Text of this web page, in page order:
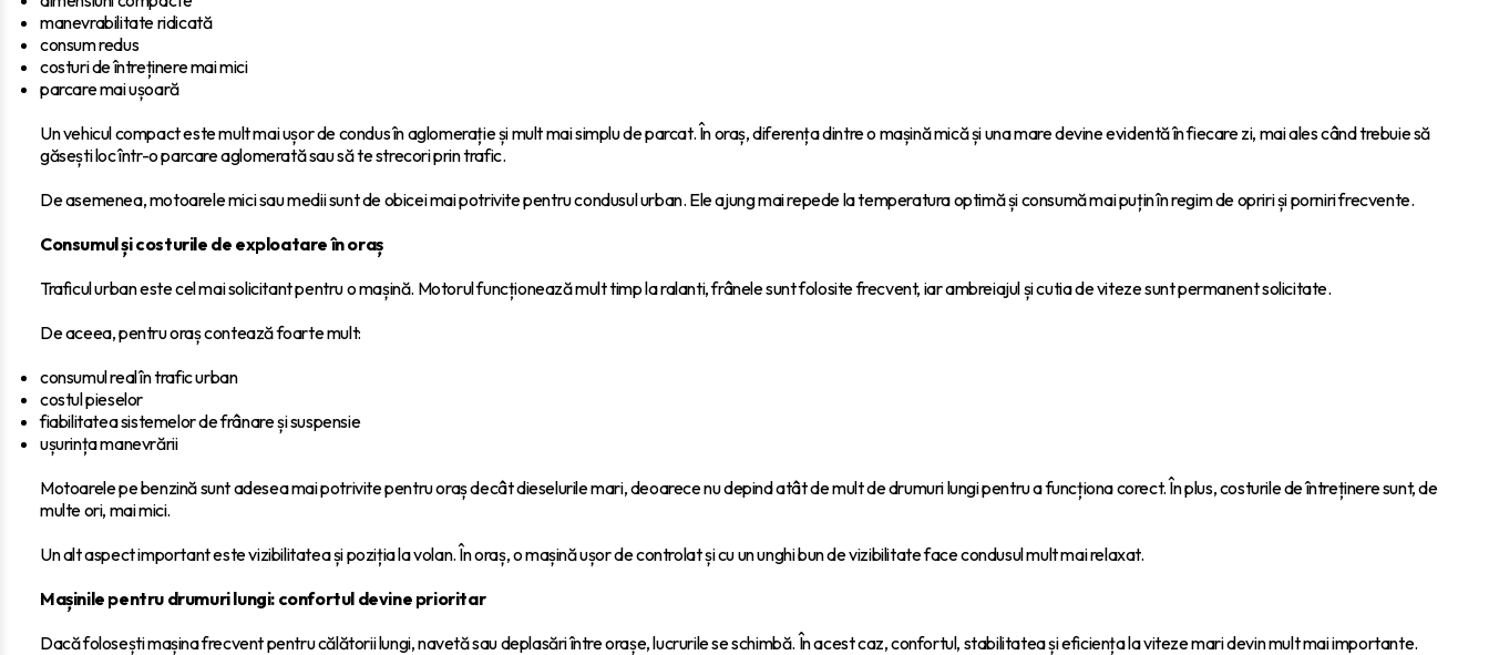
manevrabilitate ridicată
consum redus
costuri de întreținere mai mici
parcare mai ușoară
Un vehicul compact este mult mai ușor de condus în aglomerație și mult mai simplu de parcat. În oraș, diferența dintre o mașină mică și una mare devine evidentă în fiecare zi, mai ales când trebuie să
găsești loc într-o parcare aglomerată sau să te strecori prin trafic.
De asemenea, motoarele mici sau medii sunt de obicei mai potrivite pentru condusul urban. Ele ajung mai repede la temperatura optimă și consumă mai puțin în regim de opriri și porniri frecvente.
Consumul și costurile de exploatare în oraș
Traficul urban este cel mai solicitant pentru o mașină. Motorul funcționează mult timp la ralanti, frânele sunt folosite frecvent, iar ambreiajul și cutia de viteze sunt permanent solicitate.
De aceea, pentru oraș contează foarte mult:
consumul real în trafic urban
costul pieselor
fiabilitatea sistemelor de frânare și suspensie
ușurința manevrării
Motoarele pe benzină sunt adesea mai potrivite pentru oraș decât dieselurile mari, deoarece nu depind atât de mult de drumuri lungi pentru a funcționa corect. În plus, costurile de întreținere sunt, de
multe ori, mai mici.
Un alt aspect important este vizibilitatea și poziția la volan. În oraș, o mașină ușor de controlat și cu un unghi bun de vizibilitate face condusul mult mai relaxat.
Mașinile pentru drumuri lungi: confortul devine prioritar
Dacă folosești mașina frecvent pentru călătorii lungi, navetă sau deplasări între orașe, lucrurile se schimbă. În acest caz, confortul, stabilitatea și eficiența la viteze mari devin mult mai importante.